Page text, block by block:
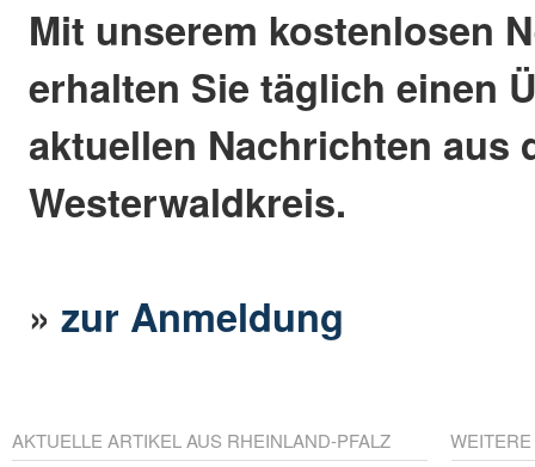
Mit unserem kostenlosen
erhalten Sie täglich einen
aktuellen Nachrichten aus
Westerwaldkreis.
»zur Anmeldung
AKTUELLE ARTIKEL AUS RHEINLAND-PFALZ